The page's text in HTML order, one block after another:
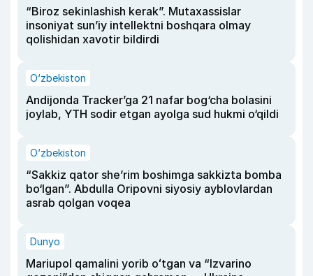
“Biroz sekinlashish kerak”. Mutaxassislar
insoniyat sun’iy intellektni boshqara olmay
qolishidan xavotir bildirdi
O‘zbekiston
Andijonda Tracker’ga 21 nafar bog‘cha bolasini
joylab, YTH sodir etgan ayolga sud hukmi o‘qildi
O‘zbekiston
“Sakkiz qator she’rim boshimga sakkizta bomba
bo‘lgan”. Abdulla Oripovni siyosiy ayblovlardan
asrab qolgan voqea
Dunyo
Mariupol qamalini yorib oʻtgan va “Izvarino